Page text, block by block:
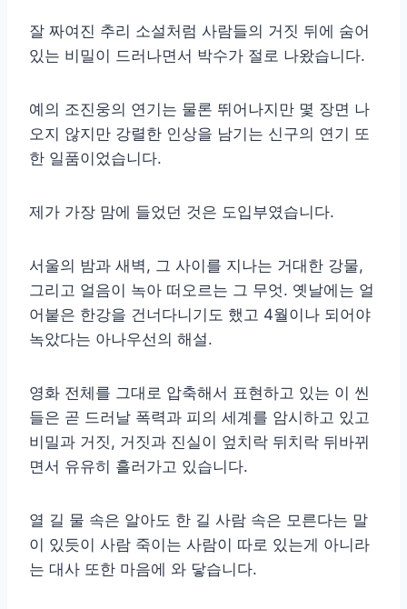
잘 짜여진 추리 소설처럼 사람들의 거짓 뒤에 숨어
있는 비밀이 드러나면서 박수가 절로 나왔습니다.
예의 조진웅의 연기는 물론 뛰어나지만 몇 장면 나
오지 않지만 강렬한 인상을 남기는 신구의 연기 또
한 일품이었습니다.
제가 가장 맘에 들었던 것은 도입부였습니다.
서울의 밤과 새벽, 그 사이를 지나는 거대한 강물,
그리고 얼음이 녹아 떠오르는 그 무엇. 옛날에는 얼
어붙은 한강을 건너다니기도 했고 4월이나 되어야
녹았다는 아나우선의 해설.
영화 전체를 그대로 압축해서 표현하고 있는 이 씬
들은 곧 드러날 폭력과 피의 세계를 암시하고 있고
비밀과 거짓, 거짓과 진실이 엎치락 뒤치락 뒤바뀌
면서 유유히 흘러가고 있습니다.
열 길 물 속은 알아도 한 길 사람 속은 모른다는 말
이 있듯이 사람 죽이는 사람이 따로 있는게 아니라
는 대사 또한 마음에 와 닿습니다.